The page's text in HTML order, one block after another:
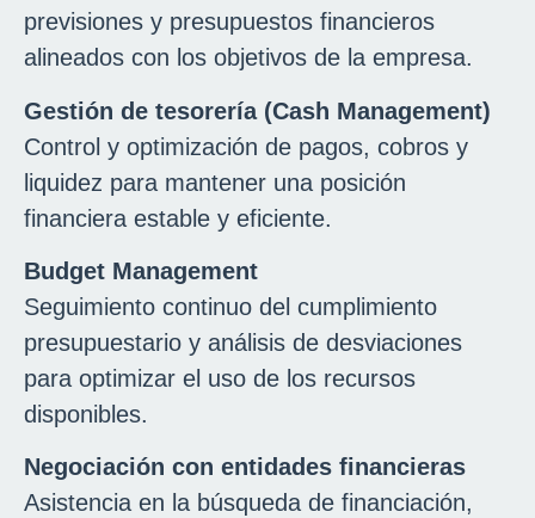
previsiones y presupuestos financieros
alineados con los objetivos de la empresa.
Gestión de tesorería (Cash Management)
Control y optimización de pagos, cobros y
liquidez para mantener una posición
financiera estable y eficiente.
Budget Management
Seguimiento continuo del cumplimiento
presupuestario y análisis de desviaciones
para optimizar el uso de los recursos
disponibles.
Negociación con entidades financieras
Asistencia en la búsqueda de financiación,